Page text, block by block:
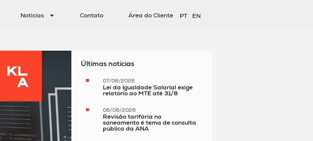
Notícias Contato Área do Cliente PT EN
Últimas notícias
07/08/2026
Lei da Igualdade Salarial exige
relatório ao MTE até 31/8
06/08/2026
Revisão tarifária no
saneamento é tema de consulta
pública da ANA